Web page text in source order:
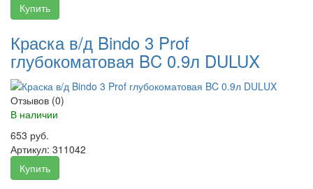
Купить
Краска в/д Bindo 3 Prof
глубокоматовая BC 0.9л DULUX
Отзывов (0)
В наличии
653 руб.
Артикул: 311042
Купить